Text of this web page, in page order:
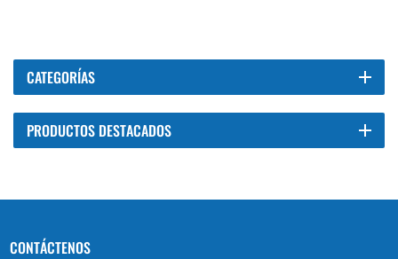
CATEGORÍAS
PRODUCTOS DESTACADOS
CONTÁCTENOS